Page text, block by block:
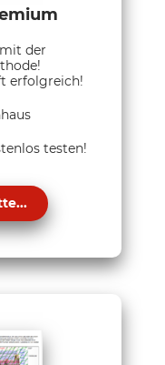
der
erfolgreich!
testen!